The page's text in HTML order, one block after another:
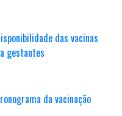
das vacinas
gestantes
da vacinação